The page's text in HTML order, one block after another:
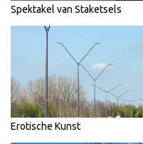
Spektakel van Staketsels
Erotische Kunst